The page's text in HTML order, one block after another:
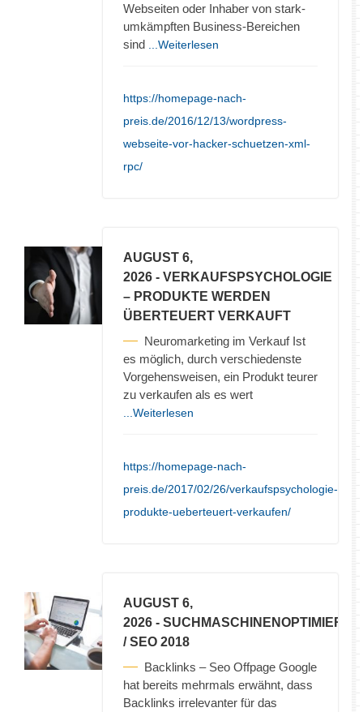
Webseiten oder Inhaber von stark-
umkämpften Business-Bereichen
sind
...Weiterlesen
https://homepage-nach-
preis.de/2016/12/13/wordpress-
webseite-vor-hacker-schuetzen-xml-
rpc/
AUGUST 6,
2026 - VERKAUFSPSYCHOLOGIE
– PRODUKTE WERDEN
ÜBERTEUERT VERKAUFT
Neuromarketing im Verkauf Ist
es möglich, durch verschiedenste
Vorgehensweisen, ein Produkt teurer
zu verkaufen als es wert
...Weiterlesen
https://homepage-nach-
preis.de/2017/02/26/verkaufspsychologie-
produkte-ueberteuert-verkaufen/
AUGUST 6,
2026 -
/ SEO 2018
Backlinks – Seo Offpage Google
hat bereits mehrmals erwähnt, dass
Backlinks irrelevanter für das